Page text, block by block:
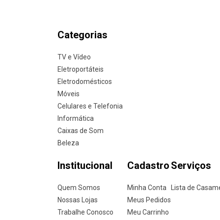
Categorias
TV e Vídeo
Eletroportáteis
Eletrodomésticos
Móveis
Celulares e Telefonia
Informática
Caixas de Som
Beleza
Institucional
Quem Somos
Nossas Lojas
Trabalhe Conosco
Cadastro
Minha Conta
Meus Pedidos
Meu Carrinho
Serviços
Lista de